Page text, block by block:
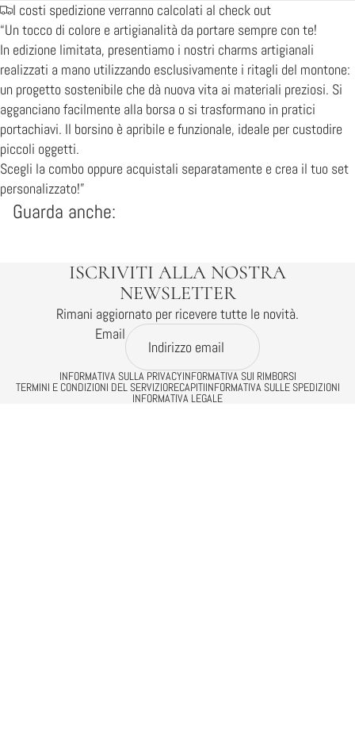
I costi spedizione verranno calcolati al check out
“Un tocco di colore e artigianalità da portare sempre con te!
In edizione limitata, presentiamo i nostri charms artigianali
realizzati a mano utilizzando esclusivamente i ritagli del montone:
un progetto sostenibile che dà nuova vita ai materiali preziosi. Si
agganciano facilmente alla borsa o si trasformano in pratici
portachiavi. Il borsino è apribile e funzionale, ideale per custodire
piccoli oggetti.
Scegli la combo oppure acquistali separatamente e crea il tuo set
personalizzato!”
Guarda anche:
ISCRIVITI ALLA NOSTRA
NEWSLETTER
Rimani aggiornato per ricevere tutte le novità.
Email
INFORMATIVA SULLA PRIVACYINFORMATIVA SUI RIMBORSI
TERMINI E CONDIZIONI DEL SERVIZIORECAPITIINFORMATIVA SULLE SPEDIZIONI
INFORMATIVA LEGALE